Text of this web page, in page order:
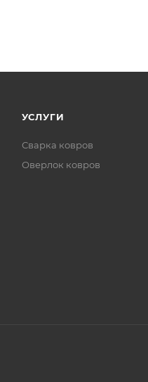
УСЛУГИ
Сварка ковров
Оверлок ковров